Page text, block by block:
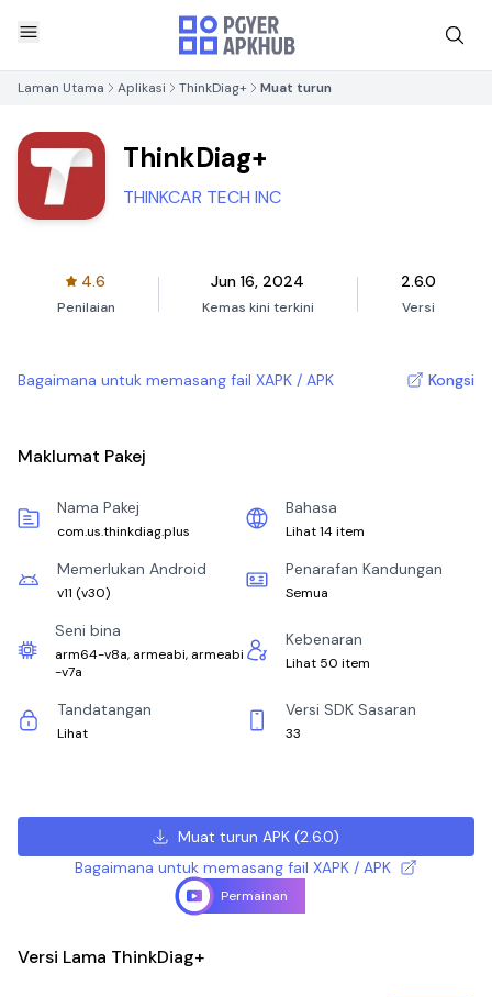
Laman Utama Aplikasi ThinkDiag+ Muat turun
ThinkDiag+
THINKCAR TECH INC
4.6
Penilaian
Jun 16, 2024
Kemas kini terkini
2.6.0
Versi
Bagaimana untuk memasang fail XAPK / APK Kongsi
Maklumat Pakej
Nama Pakej
com.us.thinkdiag.plus
Bahasa
Lihat 14 item
Memerlukan Android
v11 (v30)
Penarafan Kandungan
Semua
Seni bina
arm64-v8a, armeabi, armeabi
-v7a
Kebenaran
Lihat 50 item
Tandatangan
Lihat
Versi SDK Sasaran
33
Muat turun APK (2.6.0)
Bagaimana untuk memasang fail XAPK / APK
Permainan
Versi Lama ThinkDiag+